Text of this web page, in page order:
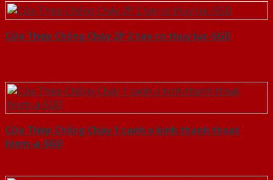
Cửa Thép Chống Cháy 2P 2 tay co thuy luc-SGD
Cửa Thép Chống Cháy 1 canh o kinh thanh thoat
hiem-a-SGD